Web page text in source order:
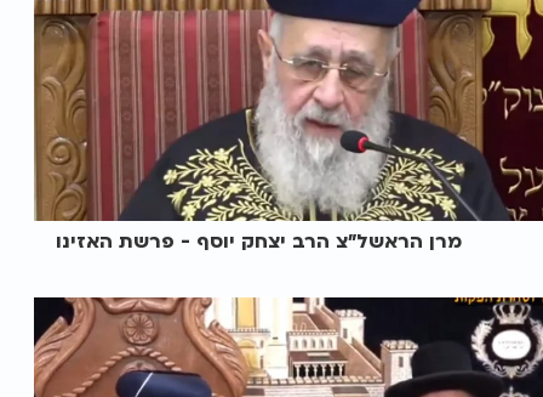
מרן הראשל"צ הרב יצחק יוסף - פרשת האזינו